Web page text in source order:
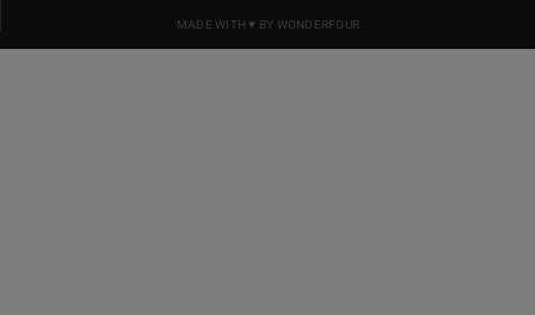
MADE WITH ♥ BY WONDERFOUR